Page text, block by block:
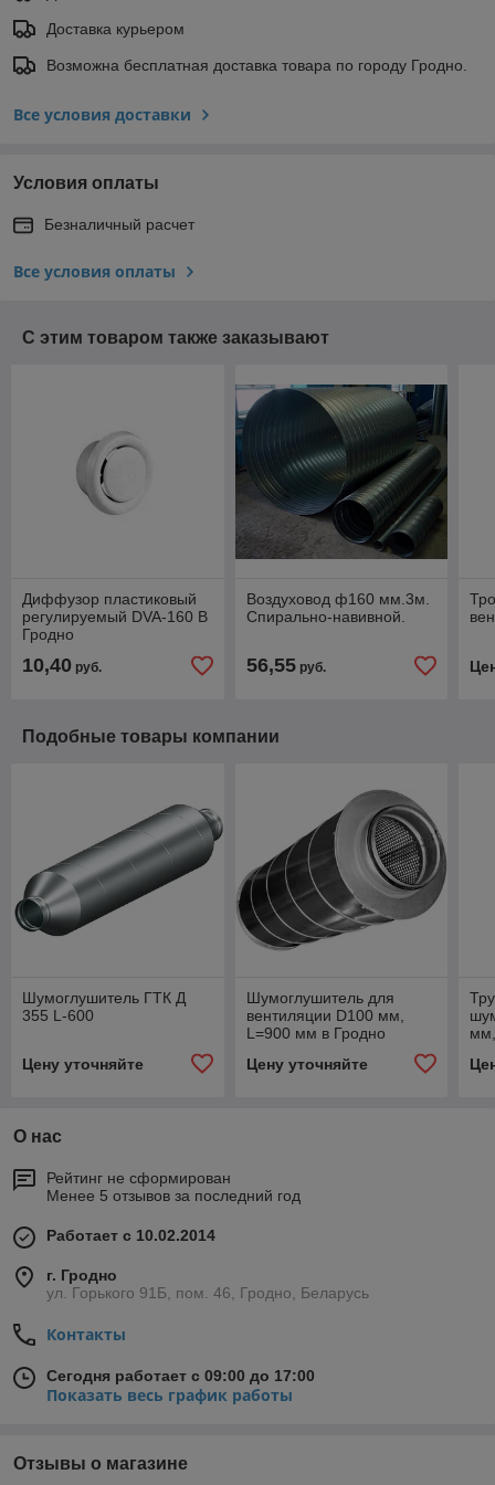
Доставка курьером
Возможна бесплатная доставка товара по городу Гродно.
Все условия доставки
Условия оплаты
Безналичный расчет
Все условия оплаты
С этим товаром также заказывают
Диффузор пластиковый
регулируемый DVA-160 В
Гродно
10,40 руб.
Воздуховод ф160 мм.3м.
Спирально-навивной.
56,55руб.
Подобные товары компании
Шумоглушитель ГТК Д
355 L-600
Цену уточняйте
Шумоглушитель для
вентиляции D100 мм,
L=900 мм в Гродно
Цену уточняйте
О нас
Рейтинг не сформирован
Менее 5 отзывов за последний год
Работает с 10.02.2014
г. Гродно
ул. Горького 91Б, пом. 46, Гродно, Беларусь
Контакты
Сегодня работает с 09:00 до 17:00
Показать весь график работы
Отзывы о магазине